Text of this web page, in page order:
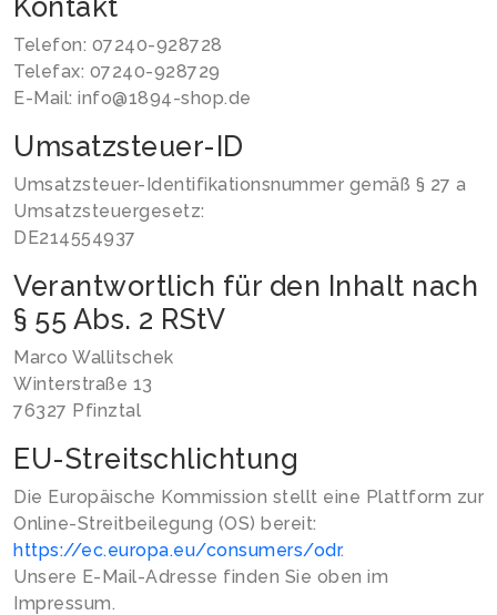
Kontakt
Telefon: 07240-928728
Telefax: 07240-928729
E-Mail: info@1894-shop.de
Umsatzsteuer-ID
Umsatzsteuer-Identifikationsnummer gemäß § 27 a
Umsatzsteuergesetz:
DE214554937
Verantwortlich für den Inhalt nach
§ 55 Abs. 2 RStV
Marco Wallitschek
Winterstraße 13
76327 Pfinztal
EU-Streitschlichtung
Die Europäische Kommission stellt eine Plattform zur
Online-Streitbeilegung (OS) bereit:
https://ec.europa.eu/consumers/odr.
Unsere E-Mail-Adresse finden Sie oben im
Impressum.